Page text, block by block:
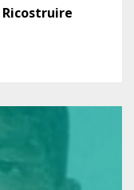
Ricostruire